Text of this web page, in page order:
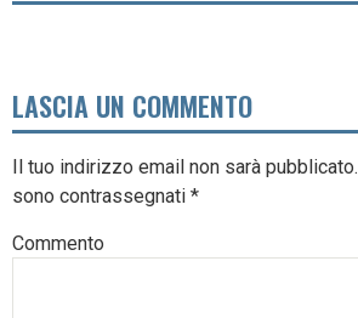
LASCIA UN COMMENTO
Il tuo indirizzo email non sarà pubblicato.
sono contrassegnati *
Commento